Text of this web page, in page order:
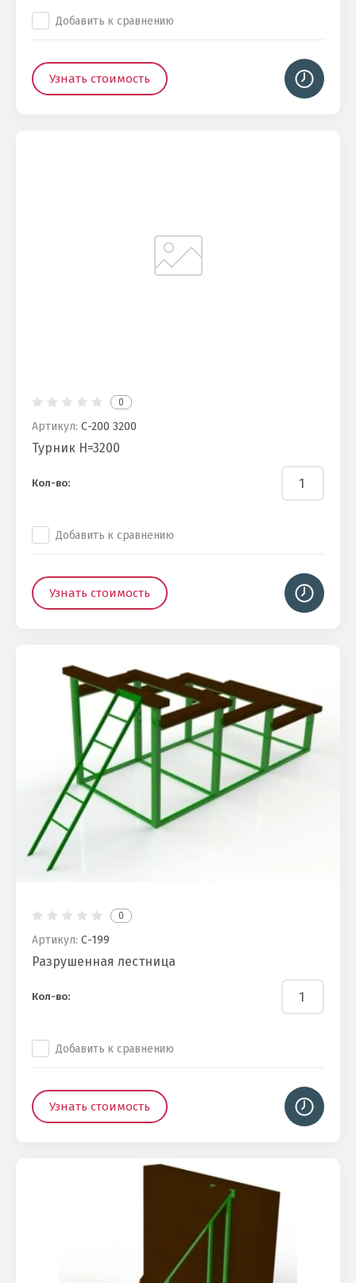
Добавить к сравнению
Узнать стоимость
0
Артикул: С-200 3200
Турник H=3200
Кол-во:
Добавить к сравнению
Узнать стоимость
0
Артикул: С-199
Разрушенная лестница
Кол-во:
Добавить к сравнению
Узнать стоимость